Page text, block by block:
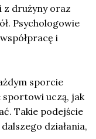
z drużyny oraz
Psychologowie
i
sporcie
sportowi uczą, jak
Takie podejście
działania,